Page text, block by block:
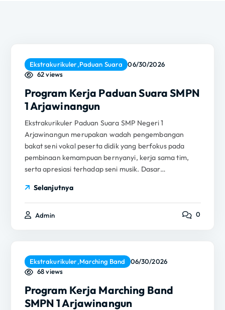
Ekstrakurikuler,Paduan Suara
06/30/2026
62 views
Program Kerja Paduan Suara SMPN
1 Arjawinangun
Ekstrakurikuler Paduan Suara SMP Negeri 1
Arjawinangun merupakan wadah pengembangan
bakat seni vokal peserta didik yang berfokus pada
pembinaan kemampuan bernyanyi, kerja sama tim,
serta apresiasi terhadap seni musik. Dasar…
Selanjutnya
Admin 0
Ekstrakurikuler,Marching Band
06/30/2026
68 views
Program Kerja Marching Band
SMPN 1 Arjawinangun